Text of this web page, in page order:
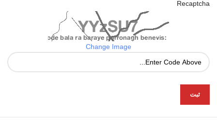
Recaptcha
Change Image